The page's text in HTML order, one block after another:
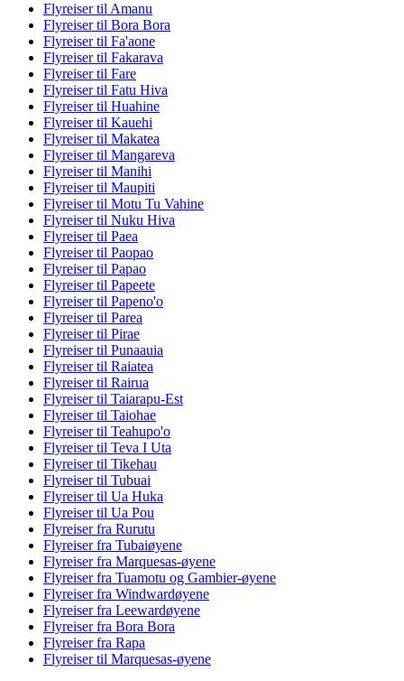
Flyreiser til Amanu
Flyreiser til Bora Bora
Flyreiser til Fa'aone
Flyreiser til Fakarava
Flyreiser til Fare
Flyreiser til Fatu Hiva
Flyreiser til Huahine
Flyreiser til Kauehi
Flyreiser til Makatea
Flyreiser til Mangareva
Flyreiser til Manihi
Flyreiser til Maupiti
Flyreiser til Motu Tu Vahine
Flyreiser til Nuku Hiva
Flyreiser til Paea
Flyreiser til Paopao
Flyreiser til Papao
Flyreiser til Papeete
Flyreiser til Papeno'o
Flyreiser til Parea
Flyreiser til Pirae
Flyreiser til Punaauia
Flyreiser til Raiatea
Flyreiser til Rairua
Flyreiser til Taiarapu-Est
Flyreiser til Taiohae
Flyreiser til Teahupo'o
Flyreiser til Teva I Uta
Flyreiser til Tikehau
Flyreiser til Tubuai
Flyreiser til Ua Huka
Flyreiser til Ua Pou
Flyreiser fra Rurutu
Flyreiser fra Tubaiøyene
Flyreiser fra Marquesas-øyene
Flyreiser fra Tuamotu og Gambier-øyene
Flyreiser fra Windwardøyene
Flyreiser fra Leewardøyene
Flyreiser fra Bora Bora
Flyreiser fra Rapa
Flyreiser til Marquesas-øyene